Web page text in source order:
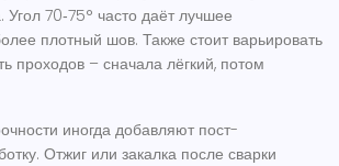
Угол 70‑75° часто даёт лучшее
плотный шов. Также стоит варьировать
проходов – сначала лёгкий, потом
иногда добавляют пост-
Отжиг или закалка после сварки